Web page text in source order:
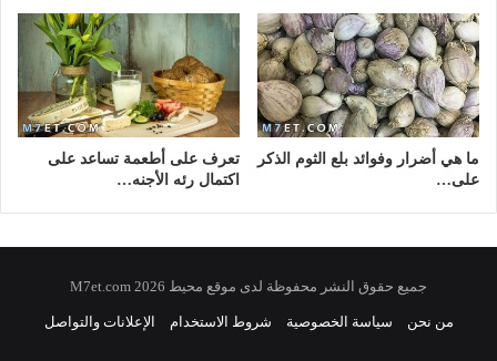
ما هي أضرار وفوائد بلع الثوم الذكر
على…
تعرف على أطعمة تساعد على
اكتمال رئه الأجنه…
جميع حقوق النشر محفوظة لدى موقع محيط 2026 M7et.com
من نحن سياسة الخصوصية شروط الاستخدام الإعلانات والتواصل